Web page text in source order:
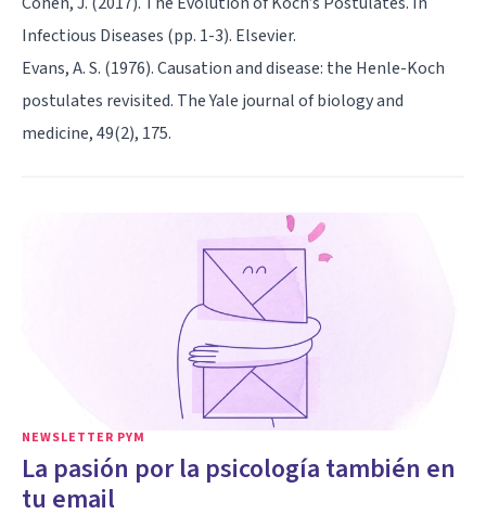
Infectious Diseases (pp. 1-3). Elsevier.
Evans, A. S. (1976). Causation and disease: the Henle-Koch
postulates revisited. The Yale journal of biology and
medicine, 49(2), 175.
NEWSLETTER PYM
La pasión por la psicología también en
tu email